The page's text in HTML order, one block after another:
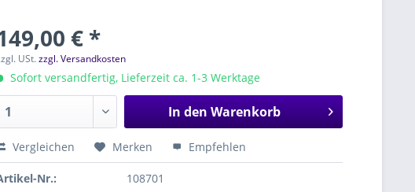
€ *
USt.zzgl. Versandkosten
Sofort versandfertig, Lieferzeit ca. 1-3 Werktage
In den Warenkorb
Vergleichen Merken Empfehlen
Nr.: 108701